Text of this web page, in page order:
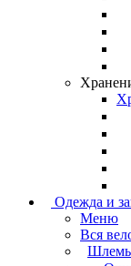
Одежда и
Меню
Вся